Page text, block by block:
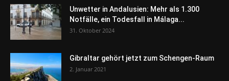
Unwetter in Andalusien: Mehr als 1.300
Notfälle, ein Todesfall in Málaga...
31. Oktober 2024
Gibraltar gehört jetzt zum Schengen-Raum
2. Januar 2021